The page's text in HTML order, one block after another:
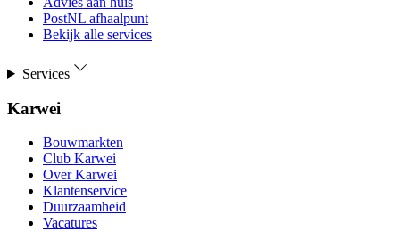
PostNL afhaalpunt
Bekijk alle services
Services
Karwei
Bouwmarkten
Club Karwei
Over Karwei
Klantenservice
Duurzaamheid
Vacatures